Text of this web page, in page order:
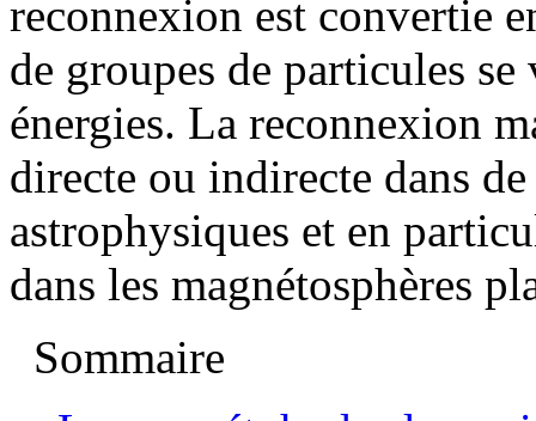
reconnexion est convertie
de groupes de particules se
énergies. La reconnexion
directe ou indirecte dans
astrophysiques et en
dans les magnétosphères
Sommaire